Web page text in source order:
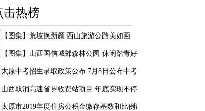
击热榜
【图集】荒坡换新颜 西山旅游公路美如画
【图集】山西国信城郊森林公园 休闲踏青好去处
太原中考招生录取政策公布 7月8日公布中考成绩
山西取消高速省界收费站项目 年底实现不停车...
太原市2019年度住房公积金缴存基数和比例调整